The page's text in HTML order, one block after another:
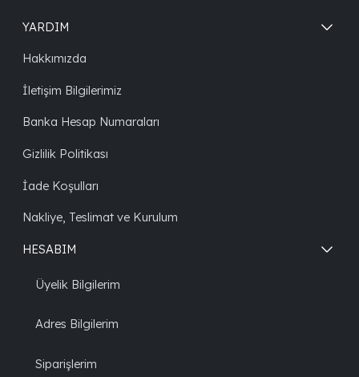
YARDIM
Hakkımızda
İletişim Bilgilerimiz
Banka Hesap Numaraları
Gizlilik Politikası
İade Koşulları
Nakliye, Teslimat ve Kurulum
HESABIM
Üyelik Bilgilerim
Adres Bilgilerim
Siparişlerim